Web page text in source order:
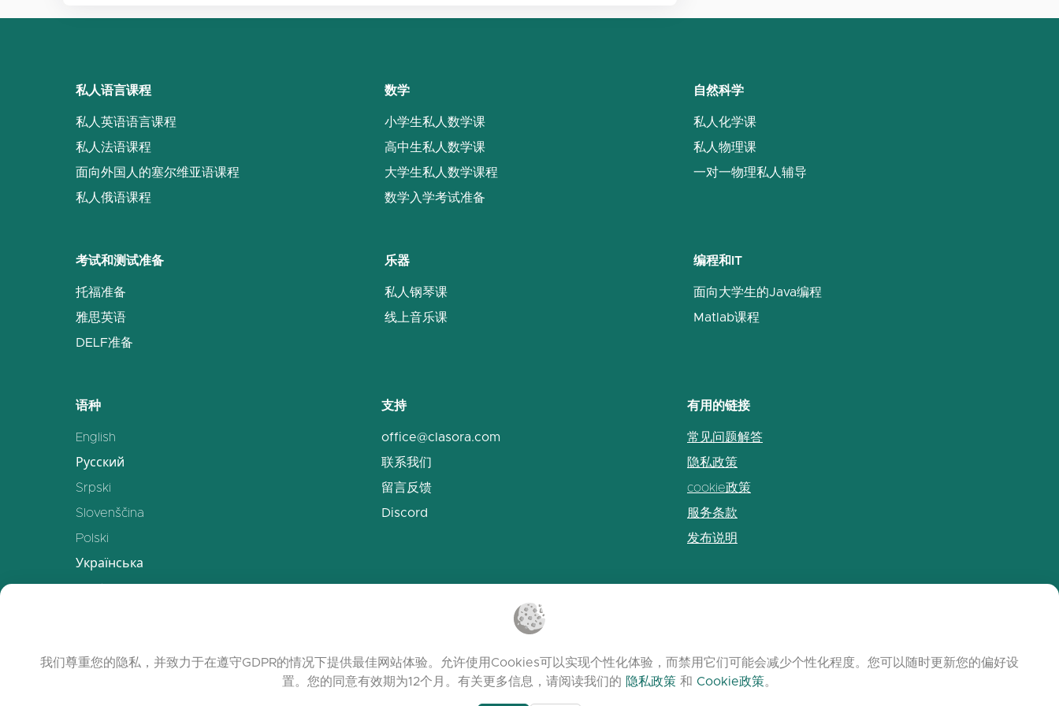
私人语言课程
私人英语语言课程
私人法语课程
面向外国人的塞尔维亚语课程
私人俄语课程
数学
小学生私人数学课
高中生私人数学课
大学生私人数学课程
数学入学考试准备
自然科学
私人化学课
私人物理课
一对一物理私人辅导
考试和测试准备
托福准备
雅思英语
DELF准备
乐器
私人钢琴课
线上音乐课
编程和IT
面向大学生的Java编程
Matlab课程
语种
English
Русский
Srpski
Slovenščina
Polski
Українська
中文
支持
office@clasora.com
联系我们
留言反馈
Discord
有用的链接
常见问题解答
隐私政策
cookie政策
服务条款
发布说明
我们尊重您的隐私，并致力于在遵守GDPR的情况下提供最佳网站体验。允许使用Cookies可以实现个性化体验，而禁用它们可能会减少个性化程度。您可以随时更新您的偏好设
置。您的同意有效期为12个月。有关更多信息，请阅读我们的 隐私政策 和 Cookie政策。